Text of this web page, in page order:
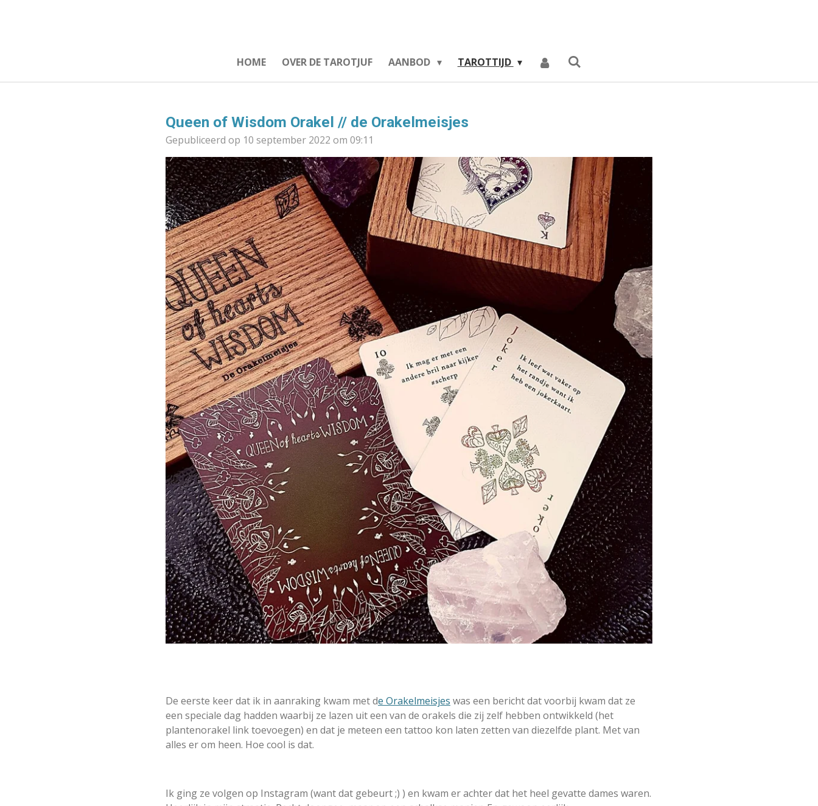
HOME OVER DE TAROTJUF AANBOD TAROTTIJD
Queen of Wisdom Orakel // de Orakelmeisjes
Gepubliceerd op 10 september 2022 om 09:11
De eerste keer dat ik in aanraking kwam met de Orakelmeisjes was een bericht dat voorbij kwam dat ze
een speciale dag hadden waarbij ze lazen uit een van de orakels die zij zelf hebben ontwikkeld (het
plantenorakel link toevoegen) en dat je meteen een tattoo kon laten zetten van diezelfde plant. Met van
alles er om heen. Hoe cool is dat.
Ik ging ze volgen op Instagram (want dat gebeurt ;) ) en kwam er achter dat het heel gevatte dames waren.